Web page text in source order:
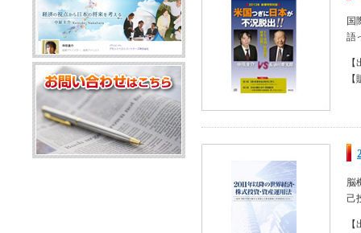
国
語
脳
己